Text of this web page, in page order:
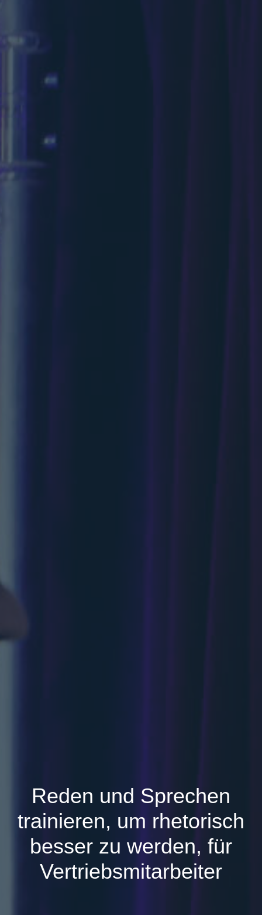
Reden und Sprechen
trainieren, um rhetorisch
besser zu werden, für
Vertriebsmitarbeiter